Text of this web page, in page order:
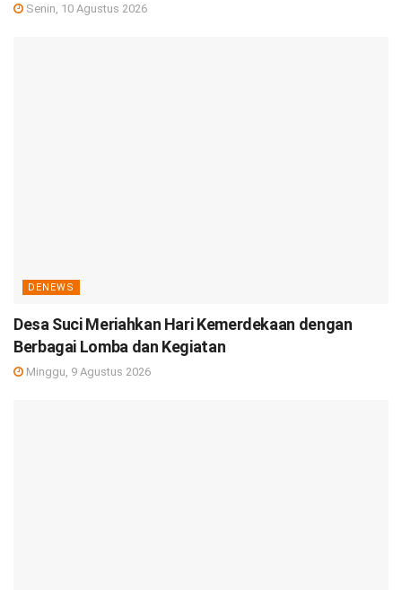
Senin, 10 Agustus 2026
DENEWS
Desa Suci Meriahkan Hari Kemerdekaan dengan
Berbagai Lomba dan Kegiatan
Minggu, 9 Agustus 2026